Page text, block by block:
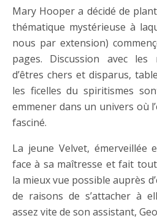
Mary Hooper a décidé de
thématique mystérieuse à
nous par extension)
pages. Discussion avec les
d’êtres chers et disparus,
les ficelles du spiritismes
emmener dans un univers où
fasciné.
La jeune Velvet, émerveillée
face à sa maîtresse et fait
la mieux vue possible auprès
de raisons de s’attacher à
assez vite de son assistant,